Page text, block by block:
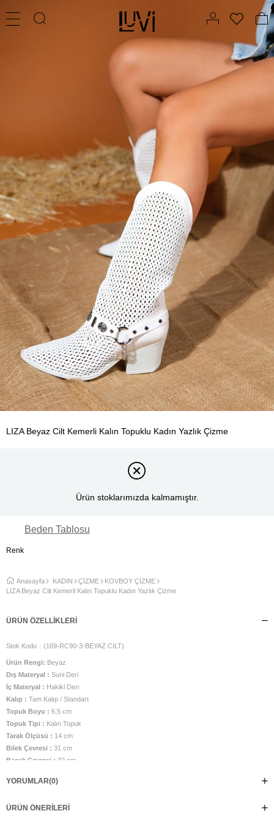
LIZA Beyaz Cilt Kemerli Kalın Topuklu Kadın Yazlık Çizme
Ürün stoklarımızda kalmamıştır.
Beden Tablosu
Renk
Anasayfa KADIN ÇİZME
KOVBOY ÇİZME
LIZA Beyaz Cilt Kemerli Kalın Topuklu Kadın Yazlık Çizme
ÜRÜN ÖZELLIKLERI
Stok Kodu (169-RC90-3-BEYAZ CILT)
Ürün Rengi: Beyaz
Dış Materyal : Suni Deri
İç Materyal : Hakiki Deri
Kalıp : Tam Kalıp / Standart
Topuk Boyu : 6,5 cm
Topuk Tipi : Kalın Topuk
Tarak Ölçüsü : 14 cm
Bilek Çevresi : 31 cm
Bacak Çevresi : 32 cm
İç Taban Ölçüsü :
Üretim Yeri :Türkiye
YORUMLAR(0)
ÜRÜN ÖNERILERI